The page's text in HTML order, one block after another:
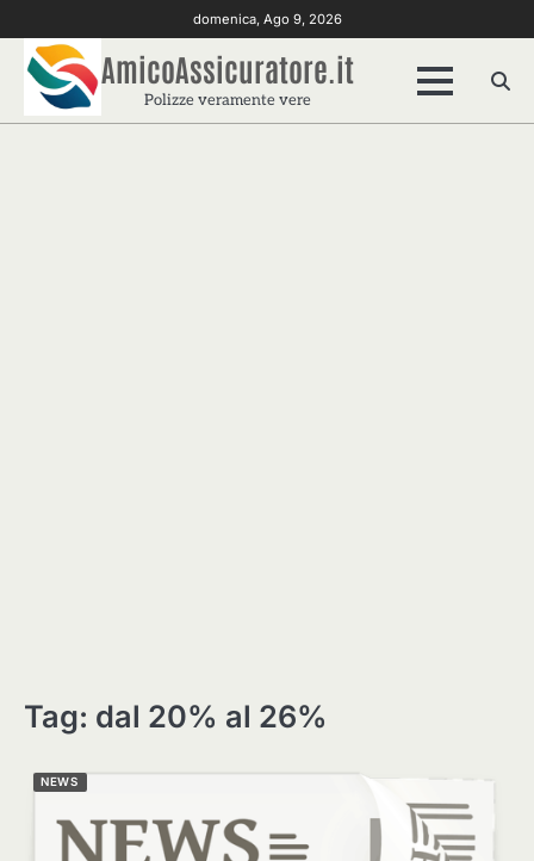
to
content
domenica, Ago 9, 2026
AmicoAssicuratore.it
Polizze veramente vere
Tag: dal 20% al 26%
NEWS